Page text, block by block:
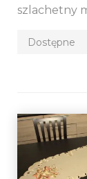
szlachetny
Dostępne